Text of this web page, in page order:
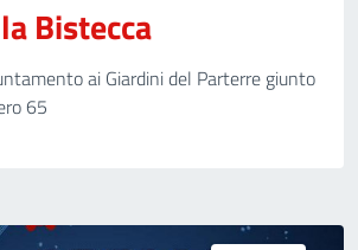
Bistecca
ai Giardini del Parterre giunto
65